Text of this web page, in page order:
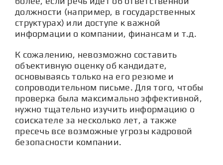
должности (например, в государственных
структурах) или доступе к важной
информации о компании, финансам и т.д.
К сожалению, невозможно составить
объективную оценку об кандидате,
основываясь только на его резюме и
сопроводительном письме. Для того, чтобы
проверка была максимально эффективной,
нужно тщательно изучить информацию о
соискателе за несколько лет, а также
пресечь все возможные угрозы кадровой
безопасности компании.